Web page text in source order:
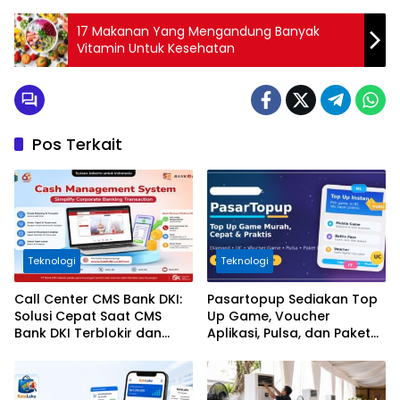
17 Makanan Yang Mengandung Banyak
Vitamin Untuk Kesehatan
Pos Terkait
Teknologi
Call Center CMS Bank DKI:
Solusi Cepat Saat CMS
Bank DKI Terblokir dan
Teknologi
Pasartopup Sediakan Top
Up Game, Voucher
Aplikasi, Pulsa, dan Paket